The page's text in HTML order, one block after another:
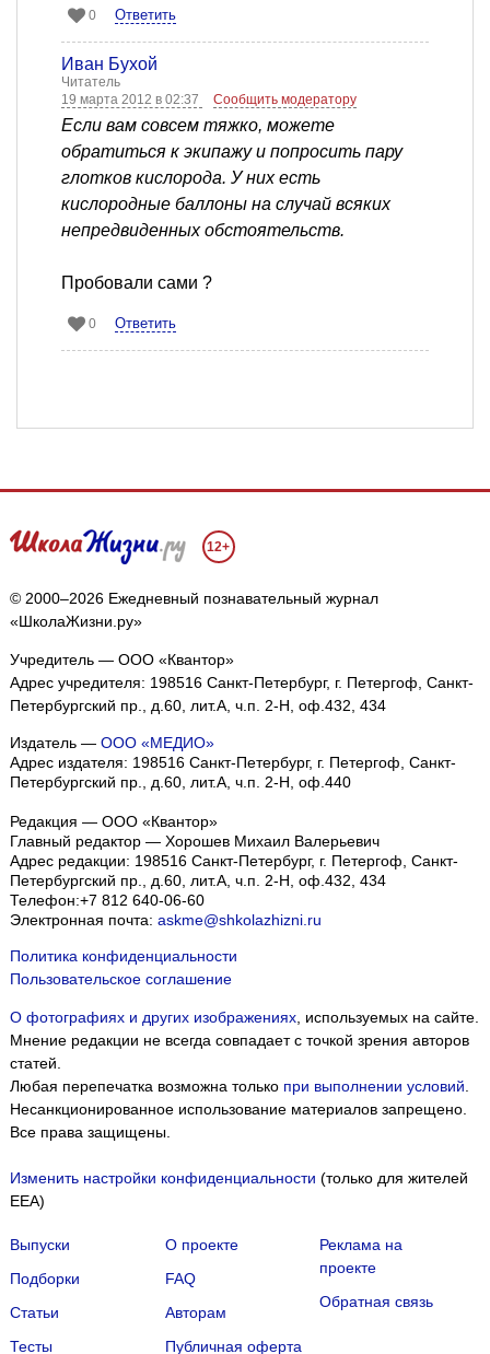
0 Ответить
Иван Бухой
Читатель
19 марта 2012 в 02:37
Сообщить модератору
Если вам совсем тяжко, можете
обратиться к экипажу и попросить пару
глотков кислорода. У них есть
кислородные баллоны на случай всяких
непредвиденных обстоятельств.
Пробовали сами ?
0 Ответить
12+
© 2000–2026 Ежедневный познавательный журнал
«ШколаЖизни.ру»
Учредитель — ООО «Квантор»
Адрес учредителя: 198516 Санкт-Петербург, г. Петергоф, Санкт-
Петербургский пр., д.60, лит.А, ч.п. 2-Н, оф.432, 434
Издатель — ООО «МЕДИО»
Адрес издателя: 198516 Санкт-Петербург, г. Петергоф, Санкт-
Петербургский пр., д.60, лит.А, ч.п. 2-Н, оф.440
Редакция — ООО «Квантор»
Главный редактор — Хорошев Михаил Валерьевич
Адрес редакции: 198516 Санкт-Петербург, г. Петергоф Санкт-
Петербургский пр., д.60, лит.А, ч.п. 2-Н, оф.432, 434
Телефон:+7 812 640-06-60
Электронная почта: askme@shkolazhizni.ru
Политика конфиденциальности
Пользовательское соглашение
О фотографиях и других изображениях, используемых на сайте.
Мнение редакции не всегда совпадает с точкой зрения авторов
статей.
Любая перепечатка возможна только при выполнении условий
Несанкционированное использование материалов запрещено.
Все права защищены.
Изменить настройки конфиденциальности (только для жителей
EEA)
Выпуски
Подборки
Статьи
Тесты
О проекте
FAQ
Авторам
Публичная оферта
Реклама на
проекте
Обратная связь